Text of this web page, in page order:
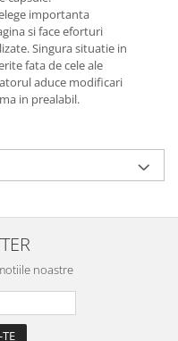
importanta
si face eforturi
Singura situatie in
fata de cele ale
aduce modificari
in prealabil.
noastre